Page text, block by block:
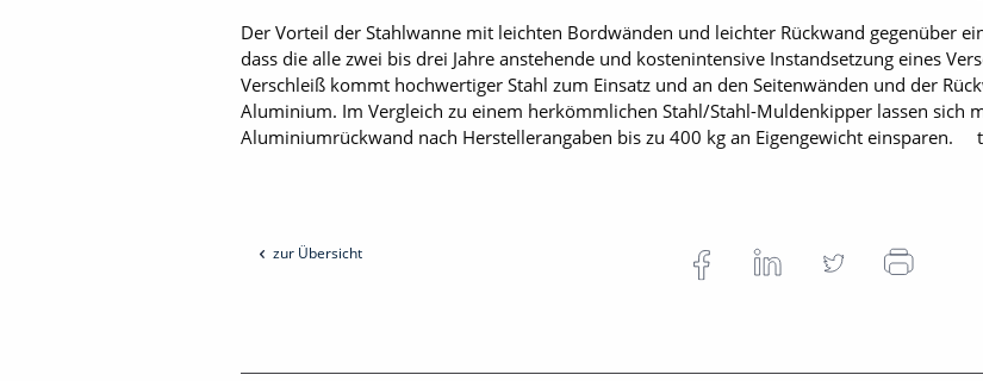
Der Vorteil der Stahlwanne mit leichten Bordwänden und leichter Rückwand gegenüber
dass die alle zwei bis drei Jahre anstehende und kostenintensive Instandsetzung eines
Verschleiß kommt hochwertiger Stahl zum Einsatz und an den Seitenwänden und der
Aluminium. Im Vergleich zu einem herkömmlichen Stahl/Stahl-Muldenkipper lassen
Aluminiumrückwand nach Herstellerangaben bis zu 400 kg an Eigengewicht einsparen. t
zur Übersicht